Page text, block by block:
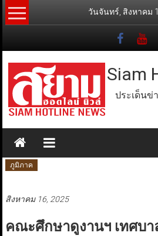
Skip
to
วันจันทร์, สิงหาคม
Siam
ประเด็นข่
ภูมิภาค
สิงหาคม 16, 2025
คณะศึกษาดูงานฯ เทศบา